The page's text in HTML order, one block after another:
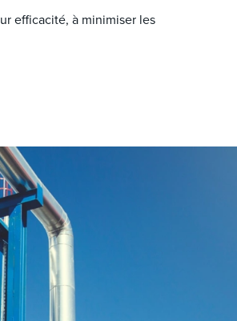
efficacité, à minimiser les